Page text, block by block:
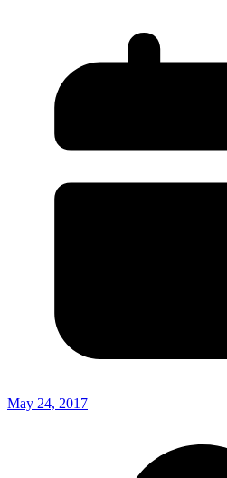
May 24, 2017